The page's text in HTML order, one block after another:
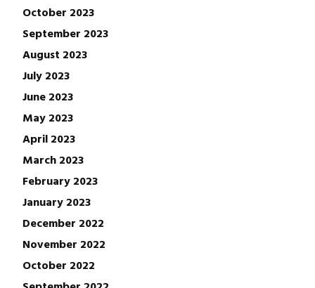
October 2023
September 2023
August 2023
July 2023
June 2023
May 2023
April 2023
March 2023
February 2023
January 2023
December 2022
November 2022
October 2022